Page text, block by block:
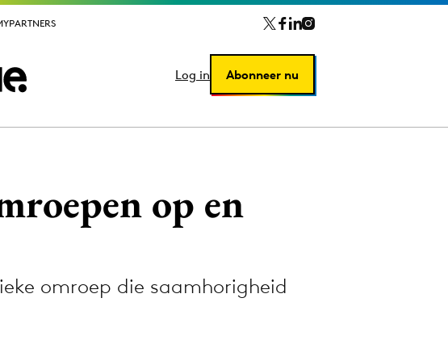
PARTNERS
Log in Abonneer nu
PARTNERS
Log in Abonneer nu
op en
omroep die saamhorigheid